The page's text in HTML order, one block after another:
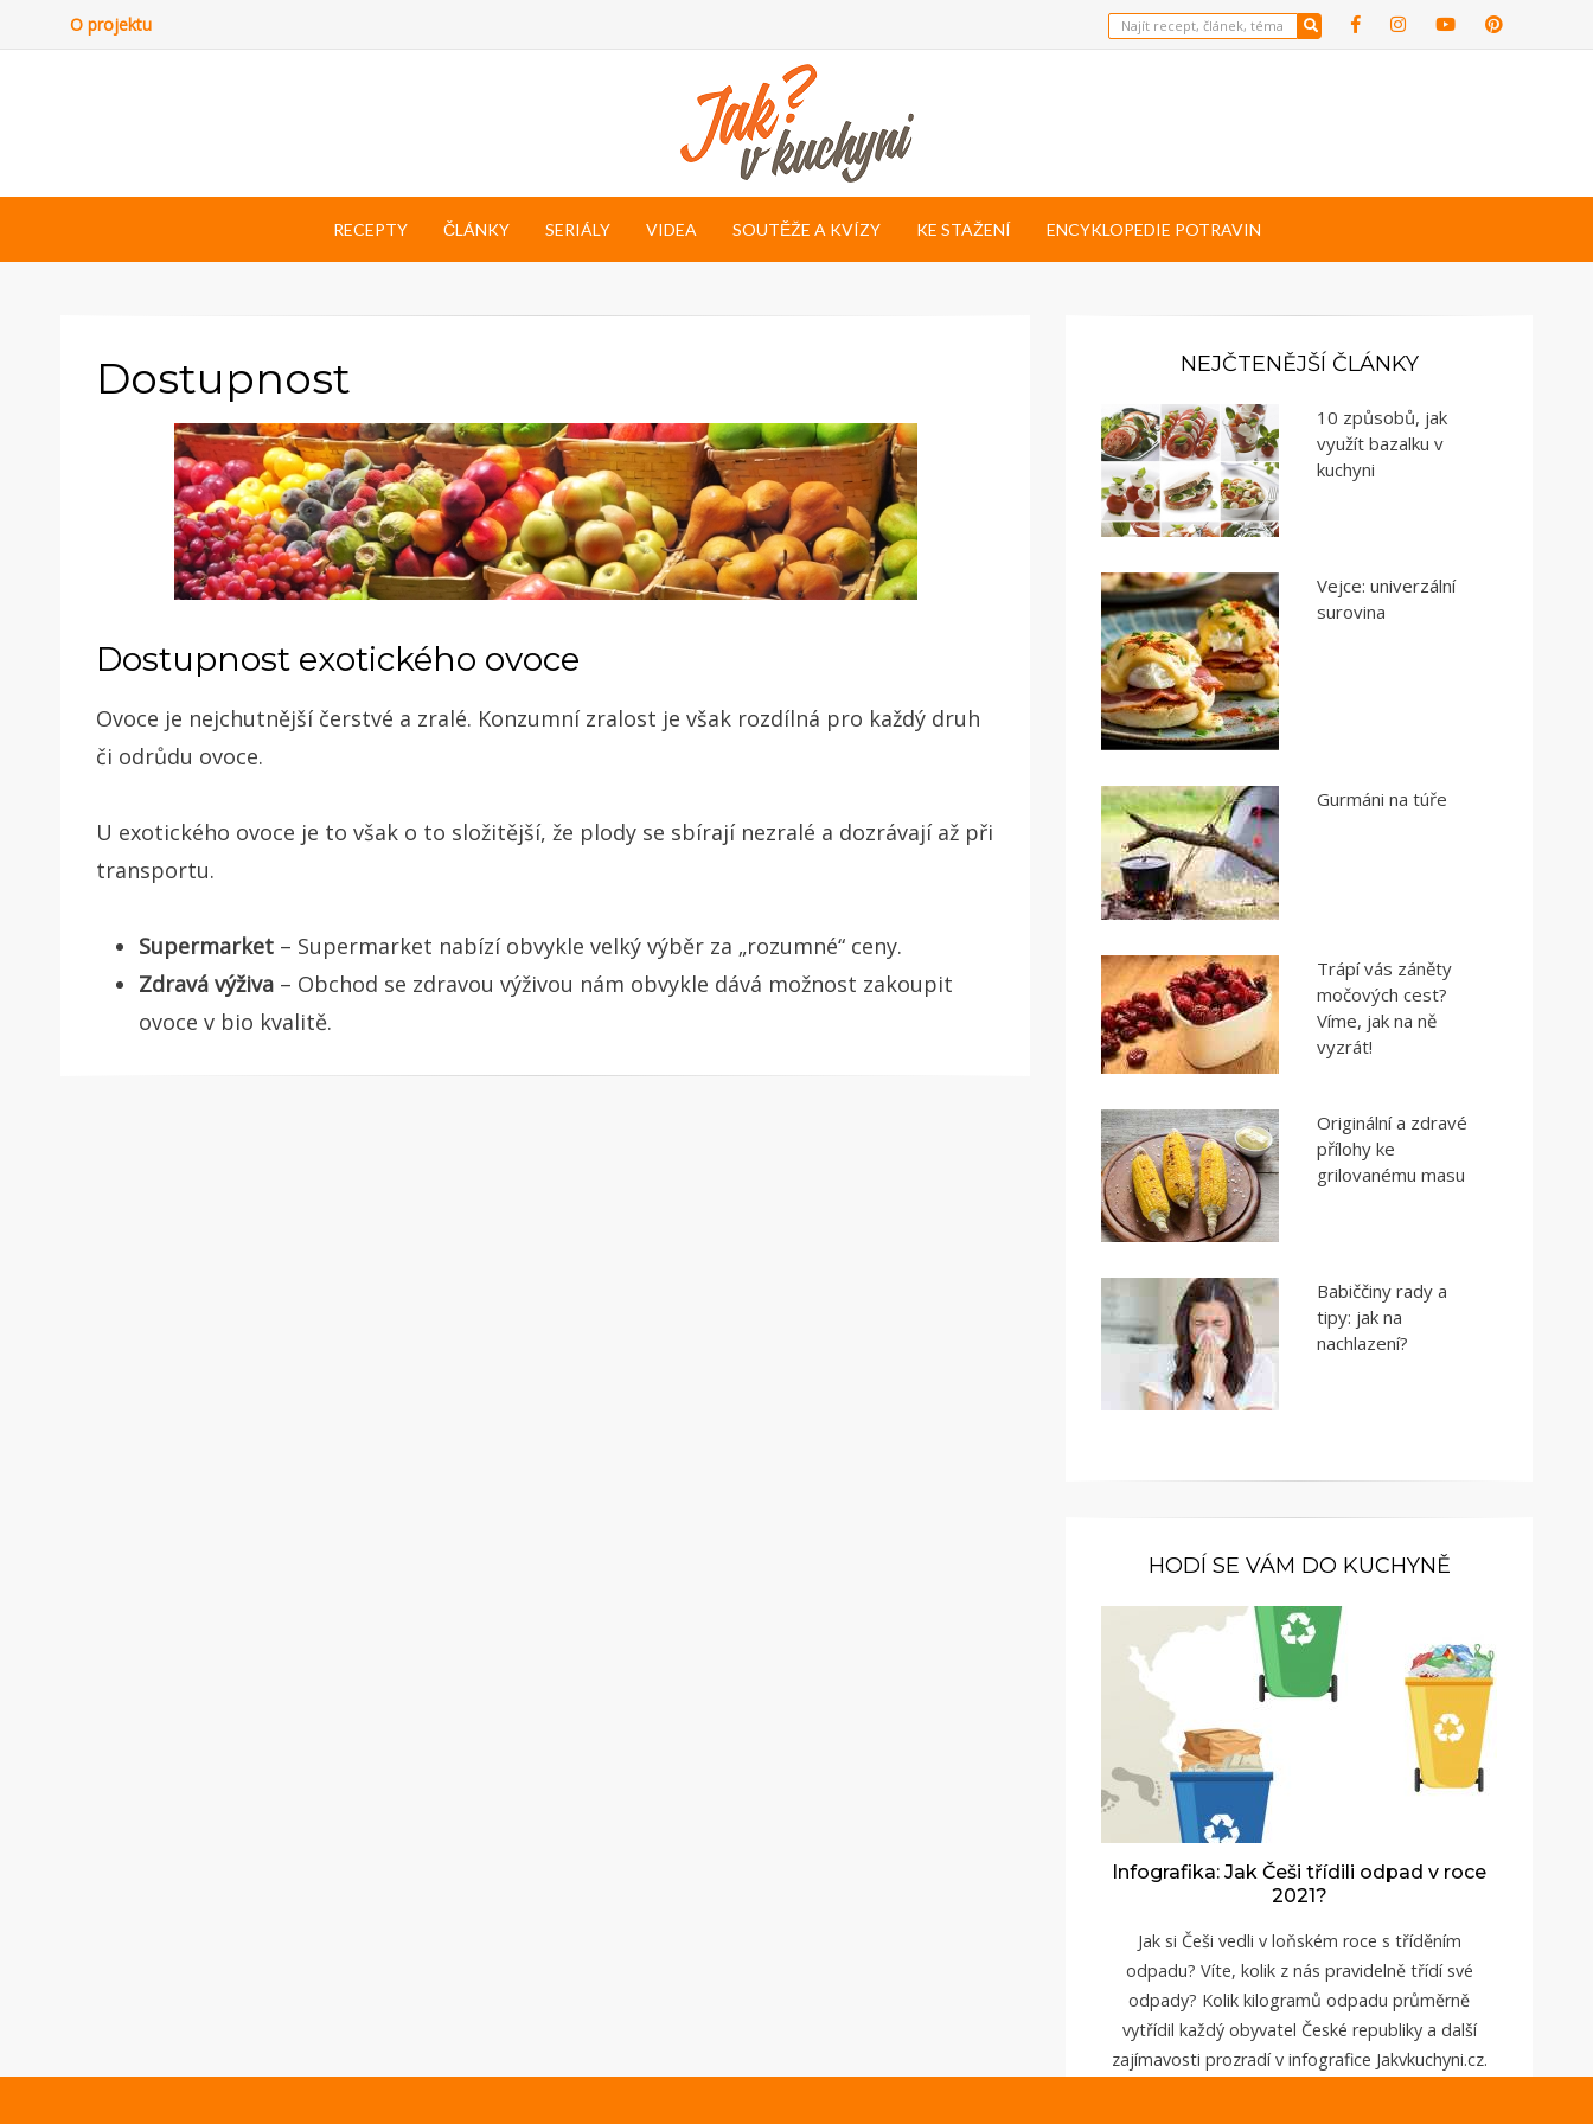
O projektu
RECEPTY ČLÁNKY SERIÁLY VIDEA SOUTĚŽE A KVÍZY KE STAŽENÍ ENCYKLOPEDIE POTRAVIN
Dostupnost
Dostupnost exotického ovoce
Ovoce je nejchutnější čerstvé a zralé. Konzumní zralost je však rozdílná pro každý druh
či odrůdu ovoce.
U exotického ovoce je to však o to složitější, že plody se sbírají nezralé a dozrávají až při
transportu.
Supermarket – Supermarket nabízí obvykle velký výběr za „rozumné“ ceny.
Zdravá výživa – Obchod se zdravou výživou nám obvykle dává možnost zakoupit
ovoce v bio kvalitě.
NEJČTENĚJŠÍ ČLÁNKY
10 způsobů, jak
využít bazalku v
kuchyni
Vejce: univerzální
surovina
Gurmáni na túře
Trápí vás záněty
močových cest?
Víme, jak na ně
vyzrát!
Originální a zdravé
přílohy ke
grilovanému masu
Babiččiny rady a
tipy: jak na
nachlazení?
HODÍ SE VÁM DO KUCHYNĚ
Infografika: Jak Češi třídili odpad v roce
2021?
Jak si Češi vedli v loňském roce s tříděním
odpadu? Víte, kolik z nás pravidelně třídí své
odpady? Kolik kilogramů odpadu průměrně
vytřídil každý obyvatel České republiky a další
zajímavosti prozradí v infografice Jakvkuchyni.cz.